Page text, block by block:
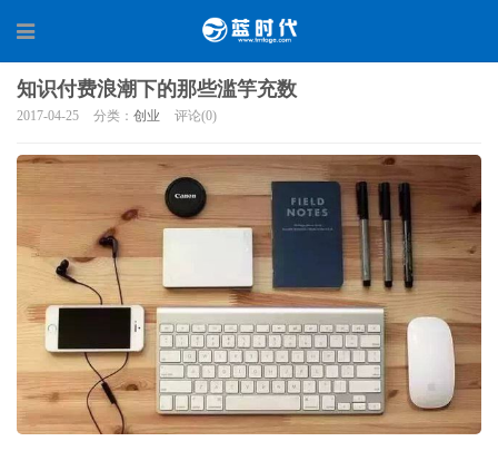
知识付费浪潮下的那些滥竽充数
2017-04-25 分类： 创业 评论(0)